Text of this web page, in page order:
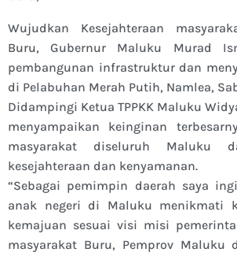
Wujudkan Kesejahteraan
Buru, Gubernur Maluku Murad
pembangunan infrastruktur dan
di Pelabuhan Merah Putih, Namlea,
Didampingi Ketua TPPKK Maluku
menyampaikan keinginan
masyarakat diseluruh Maluku
kesejahteraan dan kenyamanan.
“Sebagai pemimpin daerah saya
anak negeri di Maluku menikmati
kemajuan sesuai visi misi
masyarakat Buru, Pemprov Maluku